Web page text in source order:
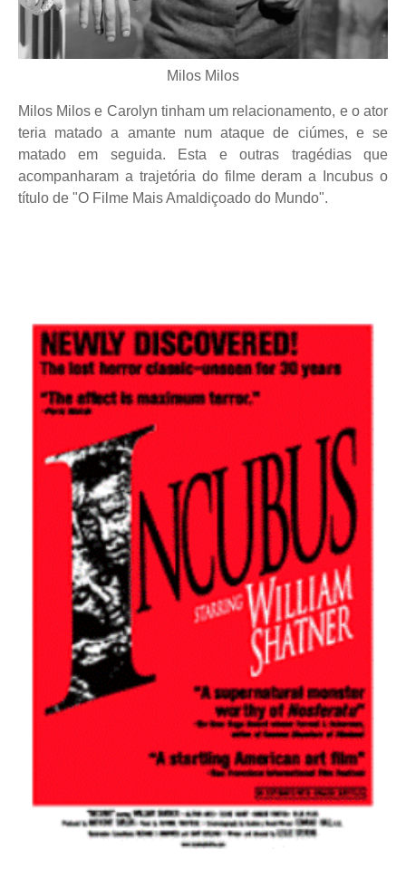
Milos Milos
Milos Milos e Carolyn tinham um relacionamento, e o ator
teria matado a amante num ataque de ciúmes, e se
matado em seguida. Esta e outras tragédias que
acompanharam a trajetória do filme deram a Incubus o
título de "O Filme Mais Amaldiçoado do Mundo".